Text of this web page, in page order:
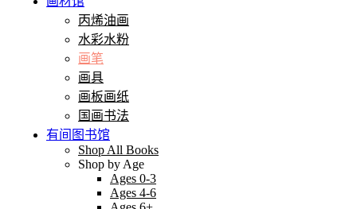
丙烯油画
水彩水粉
画笔
画具
画板画纸
国画书法
有间图书馆
Shop All Books
Shop by Age
Ages 0-3
Ages 4-6